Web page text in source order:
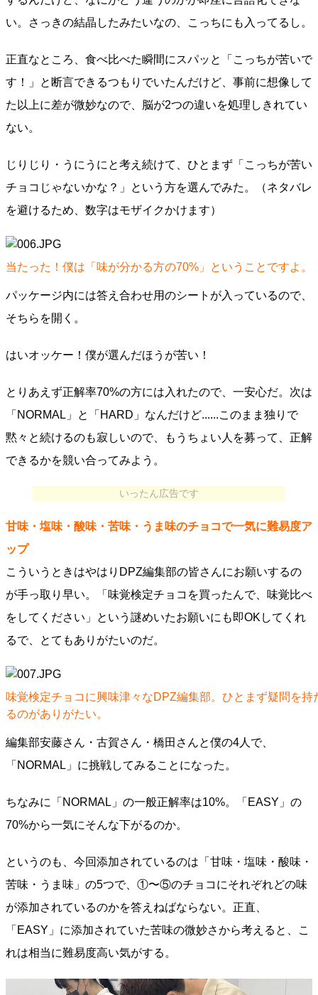
い。さっきの結晶したみたいなの、こっちにも入ってるし。
正直なところ、食べ比べた瞬間にスパッと「こっちが苦いで
す！」と断言できるつもりでいたんだけど、事前に想像して
た以上に差が微妙なので、脳が2つの違いを処理しきれてい
ない。
じりじり・うにうにと考え続けて、ひとまず「こっちが苦い
チョコじゃないかな？」という方を選んでみた。（ネタバレ
を避けるため、数字はモザイクかけます）
当たった！僕は「味が分かる方の70%」ということですよ。
パッケージ内には答え合わせ用のシートが入っているので、
そちらを開く。
はいオッケー！僕が選んだほうが苦い！
とりあえず正解率70%の方には入れたので、一安心だ。次は
「NORMAL」と「HARD」なんだけど......このまま独りで
黙々と続けるのも寂しいので、もうちょい人を募って、正解
できるかを競い合ってみよう。
いったん広告です
甘味・塩味・酸味・苦味・うま味のチョコで一気に難易度ア
ップ
こういうときはやはりDPZ編集部の皆さんにお願いするの
が手っ取り早い。「味覚検定チョコを買ったんで、味覚比べ
をしてください」という謎めいたお願いにも即OKしてくれ
るで、とてもありがたいのだ。
味覚検定チョコに興味津々なDPZ編集部。ひとまず疑問を
るのがありがたい。
編集部安藤さん・古賀さん・橋田さんと僕の4人で、
「NORMAL」に挑戦してみることになった。
ちなみに「NORMAL」の一般正解率は10%。「EASY」の
70%から一気にそんな下がるのか。
というのも、今回添加されているのは「甘味・塩味・酸味・
苦味・うま味」の5つで、①〜⑤のチョコにそれぞれどの味
が添加されているのかを答えねばならない。正直、
「EASY」に添加されていた苦味の微妙さから考えると、こ
れは相当に難易度高い気がする。